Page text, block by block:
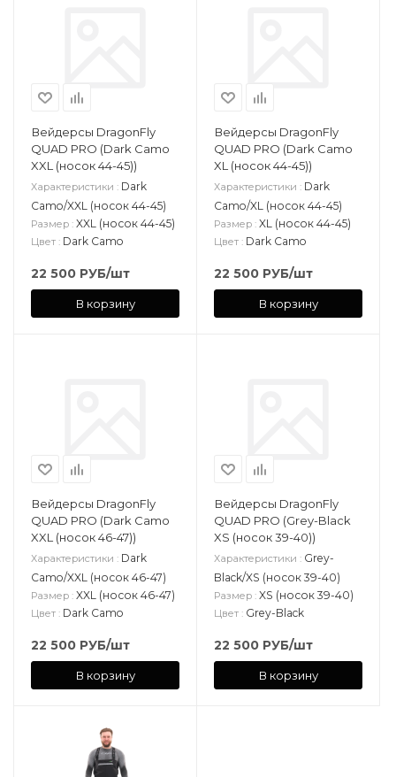
Вейдерсы DragonFly
QUAD PRO (Dark Camo
XXL (носок 44-45))
Характеристики : Dark
Camo/XXL (носок 44-45)
Размер : XXL (носок 44-45)
Цвет : Dark Camo
22 500 РУБ/шт
В корзину
Вейдерсы DragonFly
QUAD PRO (Dark Camo
XL (носок 44-45))
Характеристики : Dark
Camo/XL (носок 44-45)
Размер : XL (носок 44-45)
Цвет : Dark Camo
22 500 РУБ/шт
В корзину
Вейдерсы DragonFly
QUAD PRO (Dark Camo
XXL (носок 46-47))
Характеристики : Dark
Camo/XXL (носок 46-47)
Размер : XXL (носок 46-47)
Цвет : Dark Camo
22 500 РУБ/шт
В корзину
Вейдерсы DragonFly
QUAD PRO (Grey-Black
XS (носок 39-40))
Характеристики : Grey-
Black/XS (носок 39-40)
Размер : XS (носок 39-40)
Цвет : Grey-Black
22 500 РУБ/шт
В корзину